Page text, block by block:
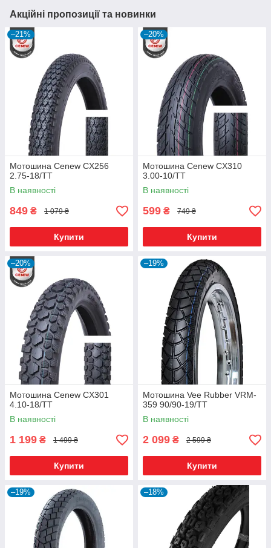
Акційні пропозиції та новинки
–21%
Мотошина Cenew CX256
2.75-18/TT
В наявності
849 ₴ 1 079 ₴
Купити
–20%
Мотошина Cenew CX310
3.00-10/TT
В наявності
599 ₴ 749 ₴
Купити
–20%
Мотошина Cenew CX301
4.10-18/TT
В наявності
1 199 ₴ 1 499 ₴
Купити
–19%
Мотошина Vee Rubber VRM-
359 90/90-19/TT
В наявності
2 099 ₴ 2 599 ₴
Купити
–19% –18%